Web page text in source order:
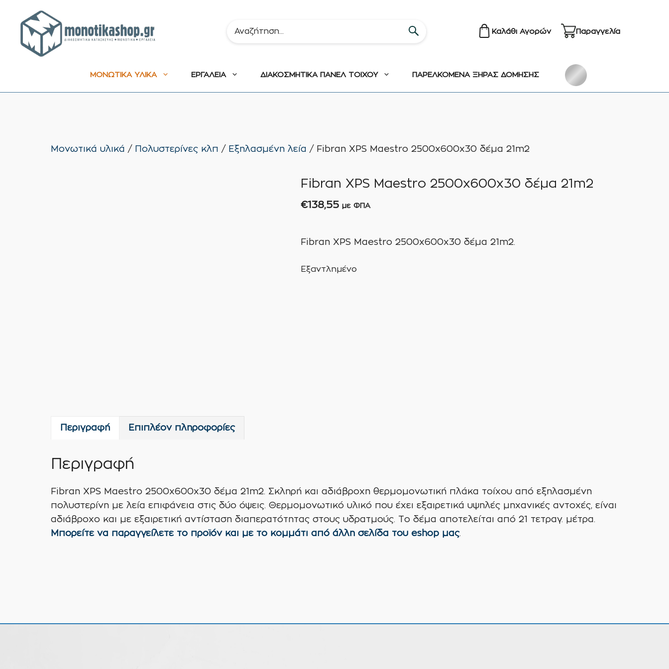
περιεχόμενο
Καλάθι Αγορών Παραγγελία
ΜΟΝΩΤΙΚΑ ΥΛΙΚΑ ΕΡΓΑΛΕΙΑ ΔΙΑΚΟΣΜΗΤΙΚΑ ΠΑΝΕΛ ΤΟΙΧΟΥ ΠΑΡΕΛΚΟΜΕΝΑ ΞΗΡΑΣ ΔΟΜΗΣΗΣ
Μονωτικά υλικά / Πολυστερίνες κλπ / Εξηλασμένη λεία / Fibran XPS Maestro 2500x600x30 δέμα 21m2
Fibran XPS Maestro 2500x600x30 δέμα 21m2
€138,55 με ΦΠΑ
Fibran XPS Maestro 2500x600x30 δέμα 21m2.
Εξαντλημένο
Περιγραφή Επιπλέον πληροφορίες
Περιγραφή
Fibran XPS Maestro 2500x600x30 δέμα 21m2. Σκληρή και αδιάβροχη θερμομονωτική πλάκα τοίχου από εξηλασμένη
πολυστερίνη με λεία επιφάνεια στις δύο όψεις. Θερμομονωτικό υλικό που έχει εξαιρετικά υψηλές μηχανικές αντοχές, είναι
αδιάβροχο και με εξαιρετική αντίσταση διαπερατότητας στους υδρατμούς. Το δέμα αποτελείται από 21 τετραγ. μέτρα.
Μπορείτε να παραγγείλετε το προϊόν και με το κομμάτι από άλλη σελίδα του eshop μας.